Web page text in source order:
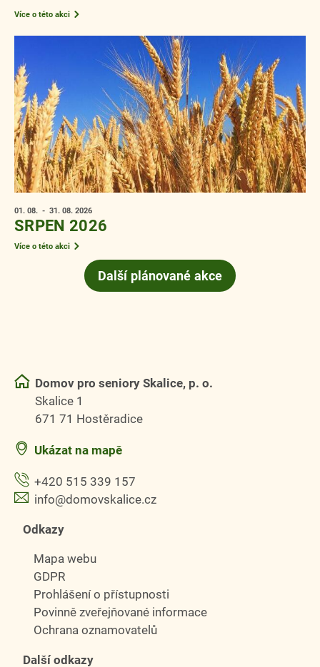
Více o této akci
01. 08. - 31. 08. 2026
SRPEN 2026
Více o této akci
Další plánované akce
Domov pro seniory Skalice, p. o.
Skalice 1
671 71 Hostěradice
Ukázat na mapě
+420 515 339 157
info@domovskalice.cz
Odkazy
Mapa webu
GDPR
Prohlášení o přístupnosti
Povinně zveřejňované informace
Ochrana oznamovatelů
Další odkazy